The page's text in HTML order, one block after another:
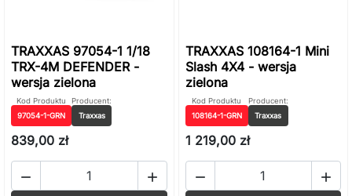
TRAXXAS 97054-1 1/18
TRX-4M DEFENDER -
wersja zielona
Kod Produktu
97054-1-GRN
Producent:
Traxxas
839,00 zł
 
TRAXXAS 108164-1 Mini
Slash 4X4 - wersja
zielona
Kod Produktu
108164-1-GRN
Producent:
Traxxas
1 219,00 zł
 